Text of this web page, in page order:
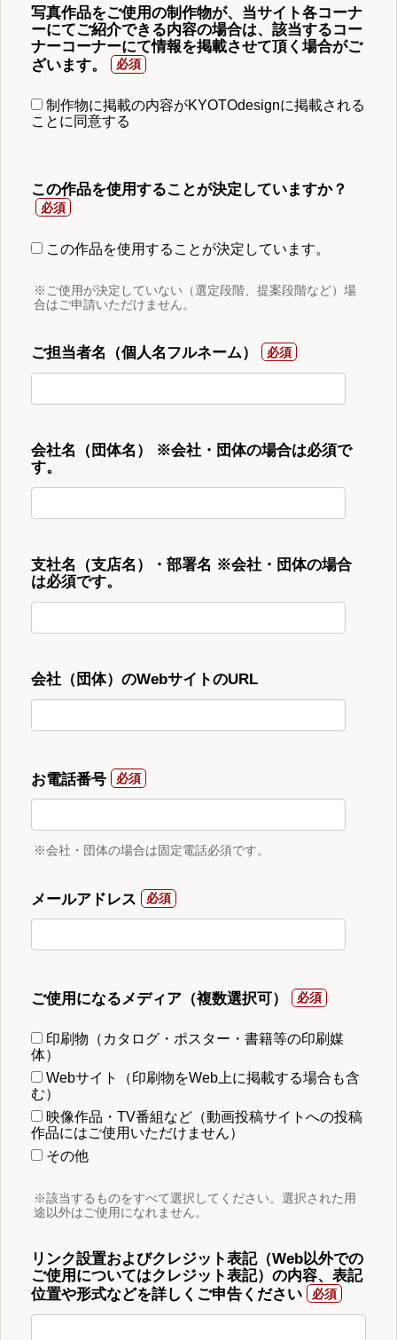
写真作品をご使用の制作物が、当サイト各コーナ
ーにてご紹介できる内容の場合は、該当するコー
ナーコーナーにて情報を掲載させて頂く場合がご
ざいます。
制作物に掲載の内容がKYOTOdesignに掲載される
ことに同意する
この作品を使用することが決定していますか？
この作品を使用することが決定しています。
※ご使用が決定していない（選定段階、提案段階など）場
合はご申請いただけません。
ご担当者名（個人名フルネーム）
会社名（団体名） ※会社・団体の場合は必須で
す。
支社名（支店名）・部署名 ※会社・団体の場合
は必須です。
会社（団体）のWebサイトのURL
お電話番号
※会社・団体の場合は固定電話必須です。
メールアドレス
ご使用になるメディア（複数選択可）
印刷物（カタログ・ポスター・書籍等の印刷媒
体）
Webサイト（印刷物をWeb上に掲載する場合も含
む）
映像作品・TV番組など（動画投稿サイトへの投稿
作品にはご使用いただけません）
その他
※該当するものをすべて選択してください。選択された用
途以外はご使用になれません。
リンク設置およびクレジット表記（Web以外での
ご使用についてはクレジット表記）の内容、表記
位置や形式などを詳しくご申告ください